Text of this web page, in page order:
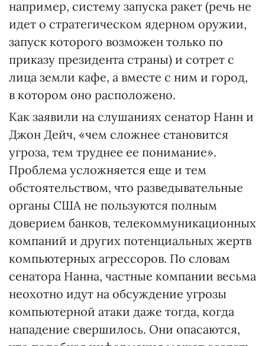
например, систему запуска ракет (речь не
идет о стратегическом ядерном оружии,
запуск которого возможен только по
приказу президента страны) и сотрет с
лица земли кафе, а вместе с ним и город,
в котором оно расположено.
Как заявили на слушаниях сенатор Нанн и
Джон Дейч, «чем сложнее становится
угроза, тем труднее ее понимание».
Проблема усложняется еще и тем
обстоятельством, что разведывательные
органы США не пользуются полным
доверием банков, телекоммуникационных
компаний и других потенциальных жертв
компьютерных агрессоров. По словам
сенатора Нанна, частные компании весьма
неохотно идут на обсуждение угрозы
компьютерной атаки даже тогда, когда
нападение свершилось. Они опасаются,